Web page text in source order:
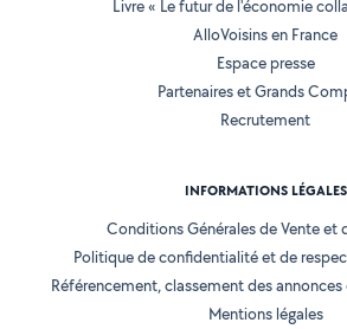
Livre « Le futur de l'économie
AlloVoisins en France
Espace presse
Partenaires et Grands
Recrutement
INFORMATIONS LÉGALES
Conditions Générales de Vente et
Politique de confidentialité et de
Référencement, classement des
Mentions légales